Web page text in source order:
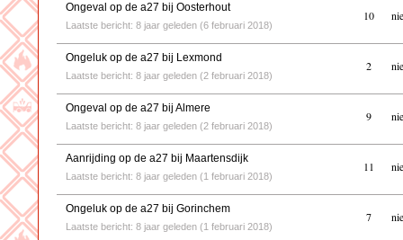
Ongeval op de a27 bij Oosterhout
Laatste bericht: 8 jaar geleden (6 februari 2018)
10
Ongeluk op de a27 bij Lexmond
Laatste bericht: 8 jaar geleden (2 februari 2018)
2
Ongeval op de a27 bij Almere
Laatste bericht: 8 jaar geleden (2 februari 2018)
9
Aanrijding op de a27 bij Maartensdijk
Laatste bericht: 8 jaar geleden (1 februari 2018)
11
Ongeluk op de a27 bij Gorinchem
Laatste bericht: 8 jaar geleden (1 februari 2018)
7